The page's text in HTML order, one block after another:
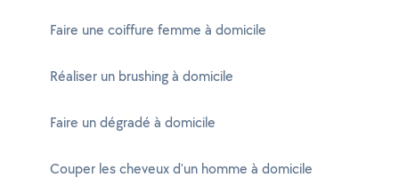
Faire une coiffure femme à domicile
Réaliser un brushing à domicile
Faire un dégradé à domicile
Couper les cheveux d'un homme à domicile